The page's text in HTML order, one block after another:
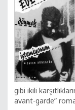
gibi ikili
avant-garde”